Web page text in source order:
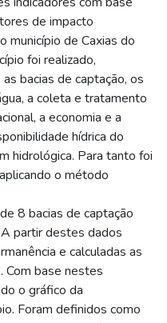
de impacto
município de Caxias do
foi realizado,
bacias de captação, os
a coleta e tratamento
a economia e a
hídrica do
hidrológica. Para tanto foi
o método
8 bacias de captação
partir destes dados
e calculadas as
Com base nestes
o gráfico da
Foram definidos como